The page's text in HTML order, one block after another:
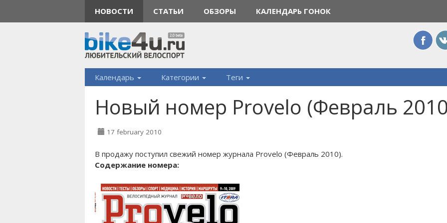
НОВОСТИ СТАТЬИ ОБЗОРЫ КАЛЕНДАРЬ ГОНОК
Календарь Категории Теги
Новый номер Provelo (Февраль
17 february 2010
В продажу поступил свежий номер журнала Provelo (Февраль 2010).
Содержание номера: